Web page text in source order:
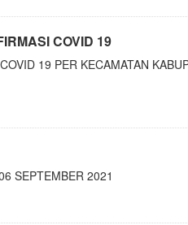
COVID 19
19 PER KECAMATAN
SEPTEMBER 2021